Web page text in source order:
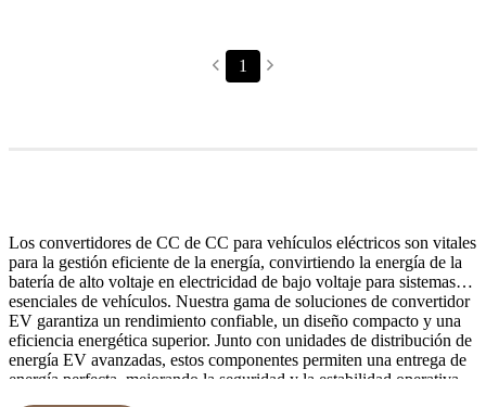
Los convertidores de CC de CC para vehículos eléctricos son vitales
para la gestión eficiente de la energía, convirtiendo la energía de la
batería de alto voltaje en electricidad de bajo voltaje para sistemas
esenciales de vehículos. Nuestra gama de soluciones de convertidor
EV garantiza un rendimiento confiable, un diseño compacto y una
eficiencia energética superior. Junto con unidades de distribución de
energía EV avanzadas, estos componentes permiten una entrega de
energía perfecta, mejorando la seguridad y la estabilidad operativa